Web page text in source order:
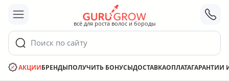
всё для роста волос и бороды
Поиск по сайту
АКЦИИБРЕНДЫПОЛУЧИТЬ БОНУСЫДОСТАВКАОПЛАТАГАРАНТИИ